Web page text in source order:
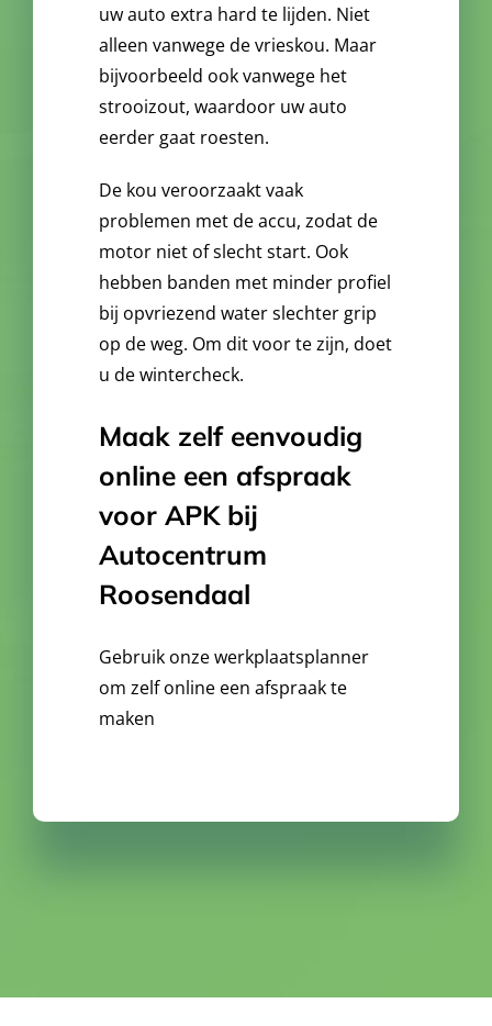
uw auto extra hard te lijden. Niet
alleen vanwege de vrieskou. Maar
bijvoorbeeld ook vanwege het
strooizout, waardoor uw auto
eerder gaat roesten.
De kou veroorzaakt vaak
problemen met de accu, zodat de
motor niet of slecht start. Ook
hebben banden met minder profiel
bij opvriezend water slechter grip
op de weg. Om dit voor te zijn, doet
u de wintercheck.
Maak zelf eenvoudig
online een afspraak
voor APK bij
Autocentrum
Roosendaal
Gebruik onzewerkplaatsplanner
om zelf online een afspraak te
maken